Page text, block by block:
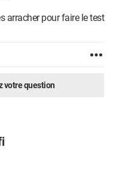
arracher pour faire le test
votre question